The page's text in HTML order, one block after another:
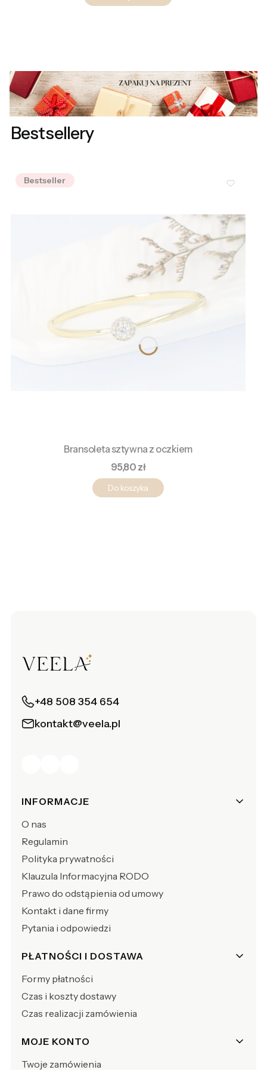
Bestsellery
Bestseller
Bransoleta sztywna z oczkiem
Cena
95,80 zł
Do koszyka
+48 508 354 654
kontakt@veela.pl
Linki w stopce
INFORMACJE
O nas
Regulamin
Polityka prywatności
Klauzula Informacyjna RODO
Prawo do odstąpienia od umowy
Kontakt i dane firmy
Pytania i odpowiedzi
PŁATNOŚCI I DOSTAWA
Formy płatności
Czas i koszty dostawy
Czas realizacji zamówienia
MOJE KONTO
Twoje zamówienia